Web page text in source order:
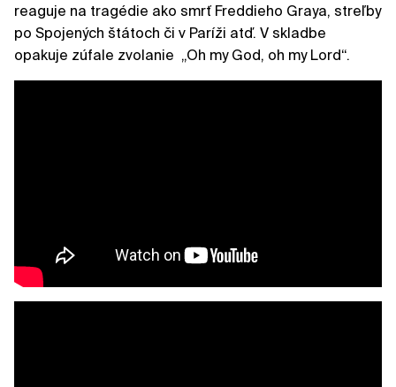
reaguje na tragédie ako smrť Freddieho Graya, streľby
po Spojených štátoch či v Paríži atď. V skladbe
opakuje zúfale zvolanie „Oh my God, oh my Lord“.